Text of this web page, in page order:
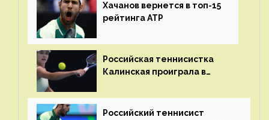
Хачанов вернется в топ-15
рейтинга ATP
Российская теннисистка
Калинская проиграла в
Российский теннисист